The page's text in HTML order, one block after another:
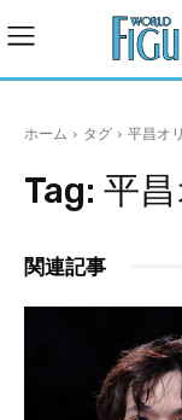
ホーム タグ 平昌オ
Tag: 平
関連記事